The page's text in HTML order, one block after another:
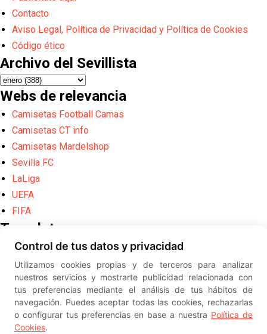
Contacto
Aviso Legal, Política de Privacidad y Política de Cookies
Código ético
Archivo del Sevillista
Webs de relevancia
Camisetas Football Camas
Camisetas CT info
Camisetas Mardelshop
Sevilla FC
LaLiga
UEFA
FIFA
Translate
Powered by
Translate
Diseño web creado por Erick
© ElSevillista.es - Información sobre
el Sevilla FC, Sevilla Atlético, Sevilla Femenino y su Cantera
-- --
Control de tus datos y privacidad
Utilizamos cookies propias y de terceros para analizar
nuestros servicios y mostrarte publicidad relacionada con
tus preferencias mediante el análisis de tus hábitos de
navegación. Puedes aceptar todas las cookies, rechazarlas
o configurar tus preferencias en base a nuestra Política de
Cookies.
2026